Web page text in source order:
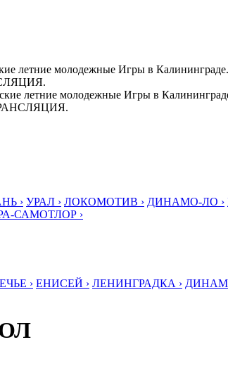
летние молодежные Игры в
летние молодежные Игры в
› УРАЛ › ЛОКОМОТИВ › ДИНАМО-ЛО ›
САМОТЛОР ›
› ЕНИСЕЙ › ЛЕНИНГРАДКА › ДИНАМО